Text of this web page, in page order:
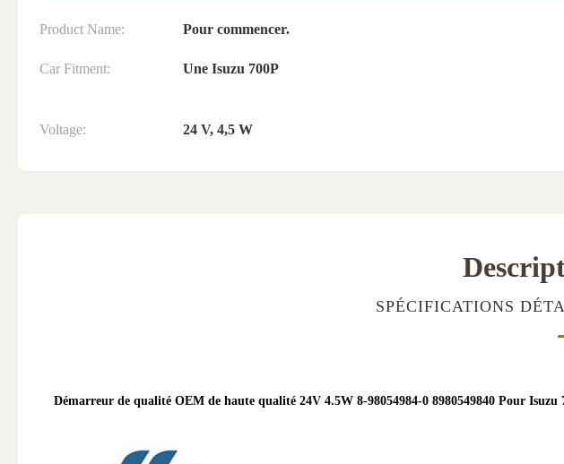
Product Name: Pour commencer.
Car Fitment: Une Isuzu 700P
Voltage: 24 V, 4,5 W
SPÉCIFICATIONS
Démarreur de qualité OEM de haute qualité 24V 4.5W 8-98054984-0 8980549840 Pour Isuzu